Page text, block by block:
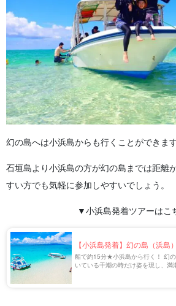
幻の島へは小浜島からも行くことができます
石垣島より小浜島の方が幻の島までは距離
すい方でも気軽に参加しやすいでしょう。
▼小浜島発着ツアーはこ
【小浜島発着】幻の島（浜島
船で約15分★小浜島から行く！ 幻
いている干潮の時だけ姿を現し、